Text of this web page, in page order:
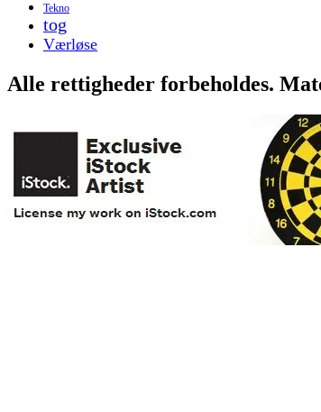
Tekno
tog
Værløse
Alle rettigheder forbeholdes.